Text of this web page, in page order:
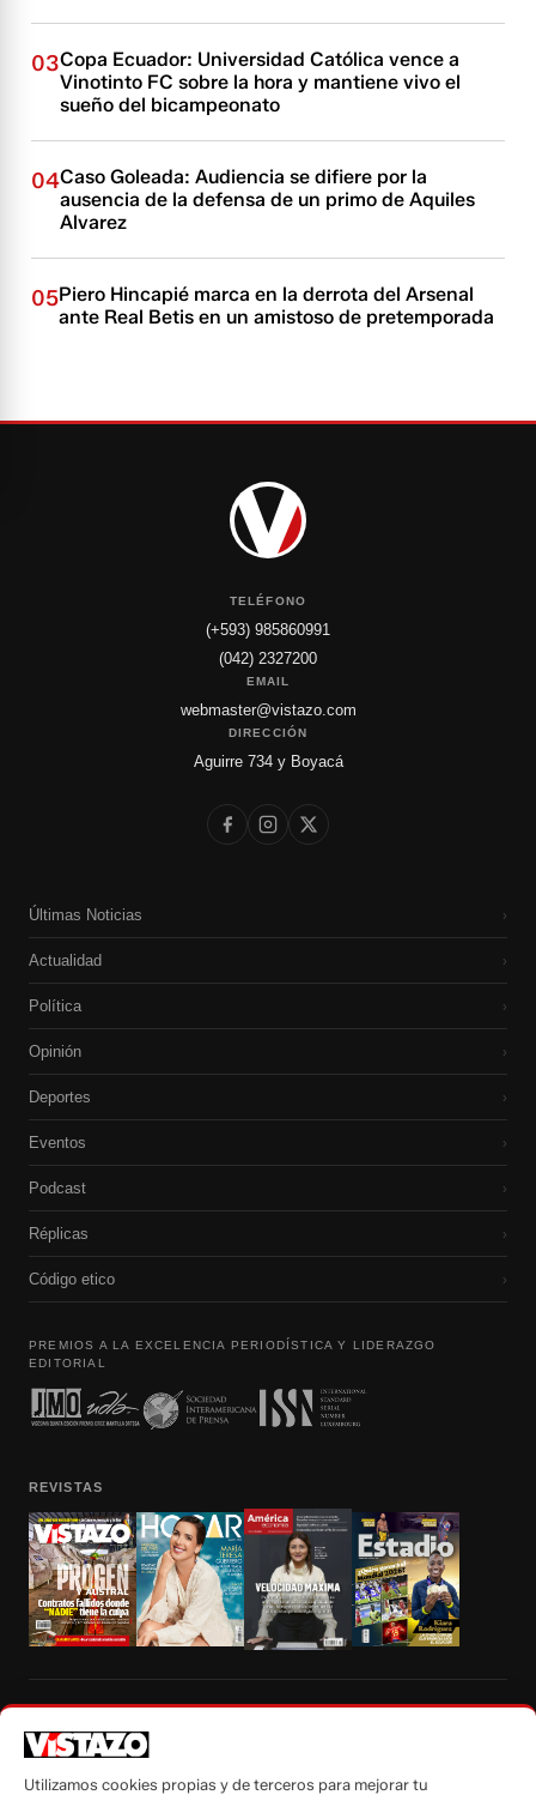
03Copa Ecuador: Universidad Católica vence a
Vinotinto FC sobre la hora y mantiene vivo el
sueño del bicampeonato
04Caso Goleada: Audiencia se difiere por la
ausencia de la defensa de un primo de Aquiles
Alvarez
05Piero Hincapié marca en la derrota del Arsenal
ante Real Betis en un amistoso de pretemporada
TELÉFONO
(+593) 985860991
(042) 2327200
EMAIL
webmaster@vistazo.com
DIRECCIÓN
Aguirre 734 y Boyacá
Últimas Noticias ›
Actualidad ›
Política ›
Opinión ›
Deportes ›
Eventos ›
Podcast ›
Réplicas ›
Código etico ›
PREMIOS A LA EXCELENCIA PERIODÍSTICA Y LIDERAZGO
EDITORIAL
REVISTAS
autorización escrita de su titular, de todos los contenidos de Vistazo.com.
Utilizamos cookies propias y de terceros para mejorar tu